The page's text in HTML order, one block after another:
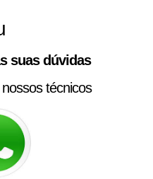
suas dúvidas
técnicos